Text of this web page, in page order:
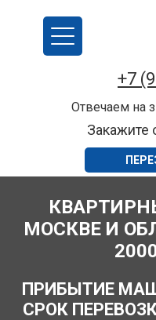
+7
Отвечаем на
Закажите
МОСКВЕ И
ПРИБЫТИЕ
СРОК